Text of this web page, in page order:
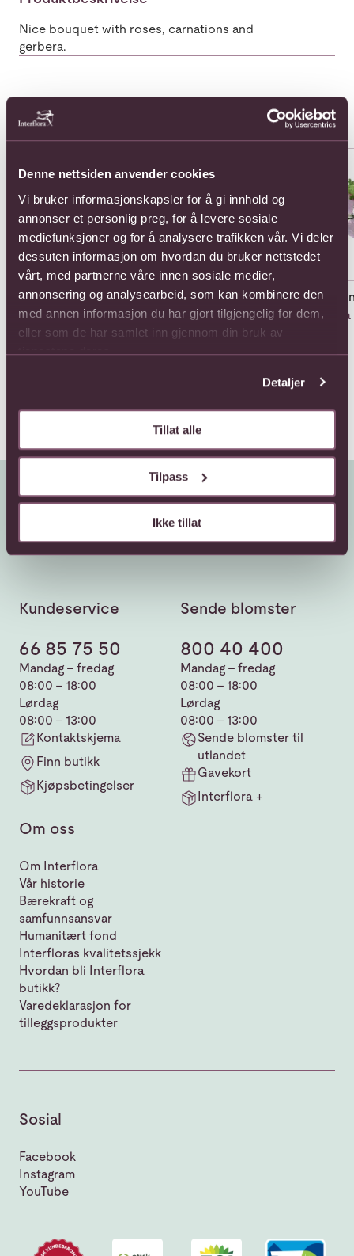
Denne nettsiden anvender cookies
Vi bruker informasjonskapsler for å gi innhold og
annonser et personlig preg, for å levere sosiale
mediefunksjoner og for å analysere trafikken vår. Vi deler
dessuten informasjon om hvordan du bruker nettstedet
vårt, med partnerne våre innen sosiale medier,
annonsering og analysearbeid, som kan kombinere den
med annen informasjon du har gjort tilgjengelig for dem,
eller som de har samlet inn gjennom din bruk av
tjenestene deres.
Detaljer
Tillat alle
Tilpass
Ikke tillat
Nice bouquet with roses, carnations and
gerbera.
Populære buketter i UsbekistanSe alle
11 Roses Long Stem
858,-
Se mer om 11 Roses Medium
11 Roses Medium Stem
803,-
Kundeservice
66 85 75 50
Mandag - fredag
08:00 - 18:00
Lørdag
08:00 - 13:00
Kontaktskjema
Finn butikk
Kjøpsbetingelser
Sende blomster
800 40 400
Mandag - fredag
08:00 - 18:00
Lørdag
08:00 - 13:00
Sende blomster til
utlandet
Gavekort
Interflora +
Om oss
Om Interflora
Vår historie
Bærekraft og
samfunnsansvar
Humanitært fond
Interfloras kvalitetssjekk
Hvordan bli Interflora
butikk?
Varedeklarasjon for
tilleggsprodukter
Sosial
Facebook
Instagram
YouTube